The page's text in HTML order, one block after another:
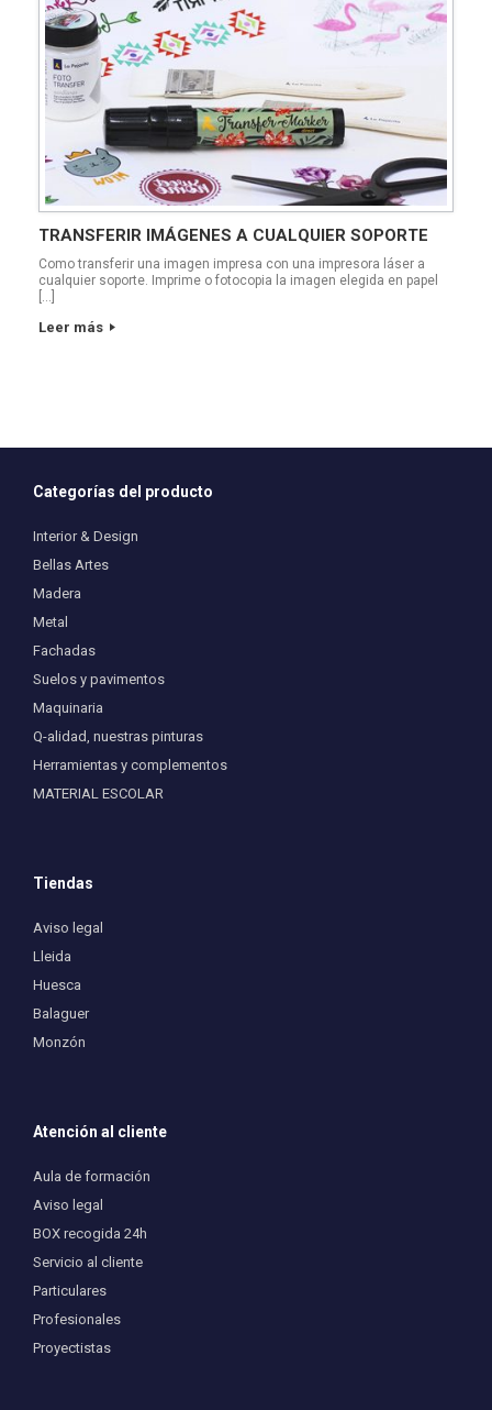
TRANSFERIR IMÁGENES A CUALQUIER SOPORTE
Como transferir una imagen impresa con una impresora láser a
cualquier soporte. Imprime o fotocopia la imagen elegida en papel
Leer más
Categorías del producto
Interior & Design
Bellas Artes
Madera
Metal
Fachadas
Suelos y pavimentos
Maquinaria
Q-alidad, nuestras pinturas
Herramientas y complementos
MATERIAL ESCOLAR
Tiendas
Aviso legal
Lleida
Huesca
Balaguer
Monzón
Atención al cliente
Aula de formación
Aviso legal
BOX recogida 24h
Servicio al cliente
Particulares
Profesionales
Proyectistas